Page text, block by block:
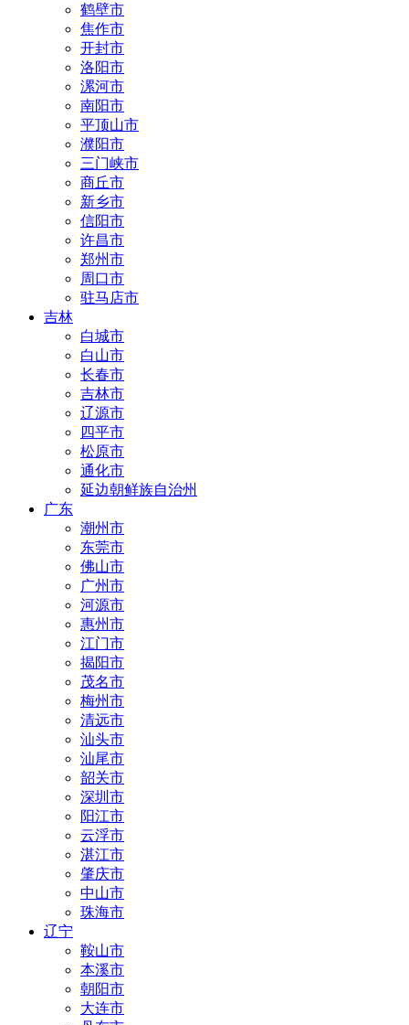
鹤壁市
焦作市
开封市
洛阳市
漯河市
南阳市
平顶山市
濮阳市
三门峡市
商丘市
新乡市
信阳市
许昌市
郑州市
周口市
驻马店市
吉林
白城市
白山市
长春市
吉林市
辽源市
四平市
松原市
通化市
延边朝鲜族自治州
广东
潮州市
东莞市
佛山市
广州市
河源市
惠州市
江门市
揭阳市
茂名市
梅州市
清远市
汕头市
汕尾市
韶关市
深圳市
阳江市
云浮市
湛江市
肇庆市
中山市
珠海市
辽宁
鞍山市
本溪市
朝阳市
大连市